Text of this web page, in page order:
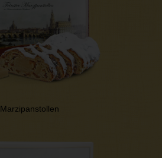
Marzipanstollen